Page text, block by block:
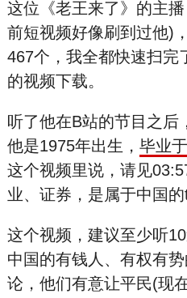
这位《老王来了》的主
前短视频好像刷到过他)
467个，我全都快速扫完
的视频下载。
听了他在B站的节目之后
他是1975年出生， 毕业
这个视频里说，请见
业、证券，是属于中国的
这个视频，建议至少听
中国的有钱人、有权有
论，他们有意让平民(现